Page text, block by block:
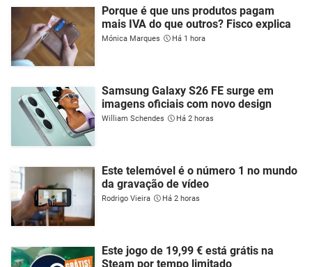
Porque é que uns produtos pagam
mais IVA do que outros? Fisco explica
Mónica Marques Há 1 hora
Samsung Galaxy S26 FE surge em
imagens oficiais com novo design
William Schendes Há 2 horas
Este telemóvel é o número 1 no mundo
da gravação de vídeo
Rodrigo Vieira Há 2 horas
Este jogo de 19,99 € está grátis na
Steam por tempo limitado